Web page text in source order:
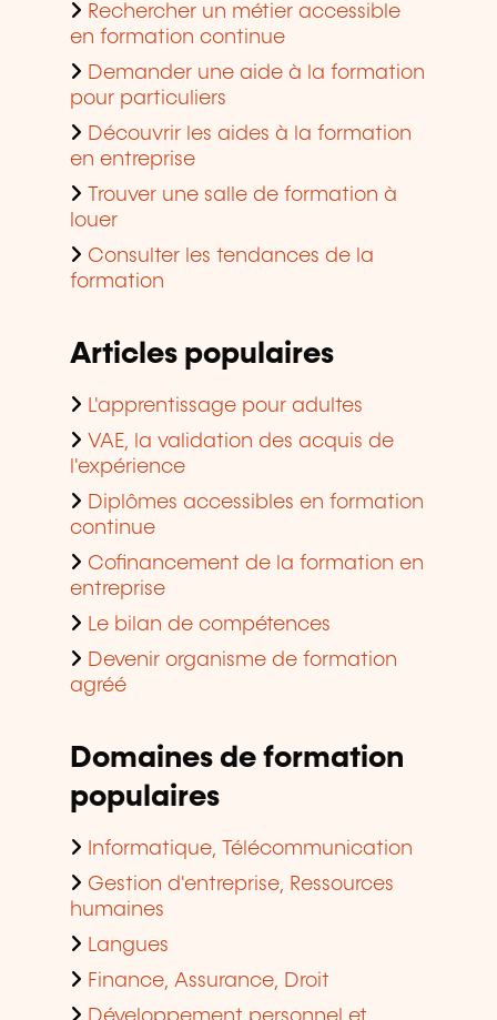
Rechercher un métier accessible
en formation continue
Demander une aide à la formation
pour particuliers
Découvrir les aides à la formation
en entreprise
Trouver une salle de formation à
louer
Consulter les tendances de la
formation
Articles populaires
L'apprentissage pour adultes
VAE, la validation des acquis de
l'expérience
Diplômes accessibles en formation
continue
Cofinancement de la formation en
entreprise
Le bilan de compétences
Devenir organisme de formation
agréé
Domaines de formation
populaires
Informatique, Télécommunication
Gestion d'entreprise, Ressources
humaines
Langues
Finance, Assurance, Droit